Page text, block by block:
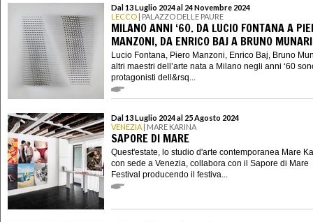
Dal 13 Luglio 2024 al 24 Novembre 2024
LECCO | PALAZZO DELLE PAURE
MILANO ANNI ‘60. DA LUCIO FONTANA A
MANZONI, DA ENRICO BAJ A BRUNO MUNARI
Lucio Fontana, Piero Manzoni, Enrico Baj, Bruno
altri maestri dell’arte nata a Milano negli anni ‘60
protagonisti dell&rsq...
Dal 13 Luglio 2024 al 25 Agosto 2024
VENEZIA | MARE KARINA
SAPORE DI MARE
Quest'estate, lo studio d'arte contemporanea Mare
con sede a Venezia, collabora con il Sapore di Mare
Festival producendo il festiva...